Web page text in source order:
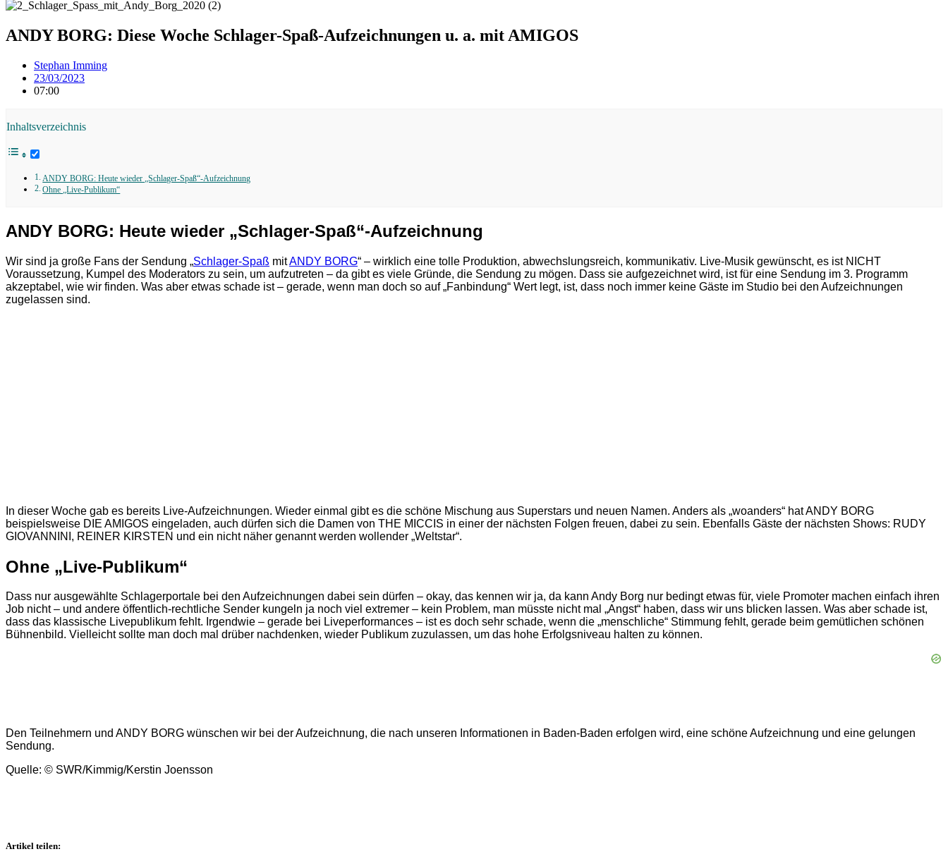
ANDY BORG: Diese Woche Schlager-Spaß-Aufzeichnungen u. a. mit AMIGOS
Stephan Imming
23/03/2023
07:00
Inhaltsverzeichnis
ANDY BORG: Heute wieder „Schlager-Spaß“-Aufzeichnung
Ohne „Live-Publikum“
ANDY BORG: Heute wieder „Schlager-Spaß“-Aufzeichnung
Wir sind ja große Fans der Sendung „Schlager-Spaß mitANDY BORG“ – wirklich eine tolle Produktion, abwechslungsreich, kommunikativ. Live-Musik gewünscht, es ist NICHT
Voraussetzung, Kumpel des Moderators zu sein, um aufzutreten – da gibt es viele Gründe, die Sendung zu mögen. Dass sie aufgezeichnet wird, ist für eine Sendung im 3. Programm
akzeptabel, wie wir finden. Was aber etwas schade ist – gerade, wenn man doch so auf „Fanbindung“ Wert legt, ist, dass noch immer keine Gäste im Studio bei den Aufzeichnungen
zugelassen sind.
In dieser Woche gab es bereits Live-Aufzeichnungen. Wieder einmal gibt es die schöne Mischung aus Superstars und neuen Namen. Anders als „woanders“ hat ANDY BORG
beispielsweise DIE AMIGOS eingeladen, auch dürfen sich die Damen von THE MICCIS in einer der nächsten Folgen freuen, dabei zu sein. Ebenfalls Gäste der nächsten Shows: RUDY
GIOVANNINI, REINER KIRSTEN und ein nicht näher genannt werden wollender „Weltstar“.
Ohne „Live-Publikum“
Dass nur ausgewählte Schlagerportale bei den Aufzeichnungen dabei sein dürfen – okay, das kennen wir ja, da kann Andy Borg nur bedingt etwas für, viele Promoter machen einfach ihren
Job nicht – und andere öffentlich-rechtliche Sender kungeln ja noch viel extremer – kein Problem, man müsste nicht mal „Angst“ haben, dass wir uns blicken lassen. Was aber schade ist,
dass das klassische Livepublikum fehlt. Irgendwie – gerade bei Liveperformances – ist es doch sehr schade, wenn die „menschliche“ Stimmung fehlt, gerade beim gemütlichen schönen
Bühnenbild. Vielleicht sollte man doch mal drüber nachdenken, wieder Publikum zuzulassen, um das hohe Erfolgsniveau halten zu können.
Den Teilnehmern und ANDY BORG wünschen wir bei der Aufzeichnung, die nach unseren Informationen in Baden-Baden erfolgen wird, eine schöne Aufzeichnung und eine gelungen
Sendung.
Quelle: © SWR/Kimmig/Kerstin Joensson
Artikel teilen: